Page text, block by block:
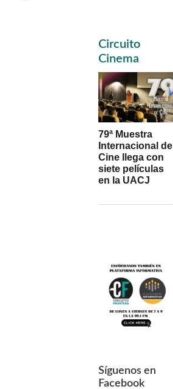
Primary
Sidebar
Circuito
Cinema
79ª Muestra
Internacional de
Cine llega con
siete películas
en la UACJ
Síguenos en
Facebook